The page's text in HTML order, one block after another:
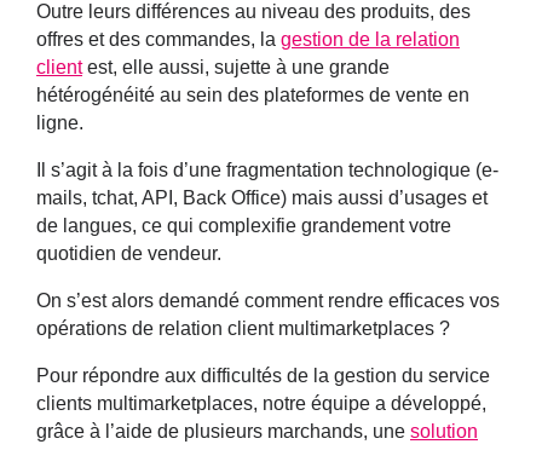
Outre leurs différences au niveau des produits, des
offres et des commandes, la gestion de la relation
clientest, elle aussi, sujette à une grande
hétérogénéité au sein des plateformes de vente en
ligne.
Il s’agit à la fois d’une fragmentation technologique (e-
mails, tchat, API, Back Office) mais aussi d’usages et
de langues, ce qui complexifie grandement votre
quotidien de vendeur.
On s’est alors demandé comment rendre efficaces vos
opérations de relation client multimarketplaces ?
Pour répondre aux difficultés de la gestion du service
clients multimarketplaces, notre équipe a développé,
grâce à l’aide de plusieurs marchands, une solution